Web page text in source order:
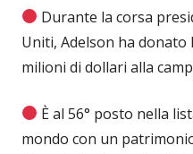
Durante la corsa
Uniti, Adelson ha donato
milioni di dollari alla
È al 56° posto nella
mondo con un